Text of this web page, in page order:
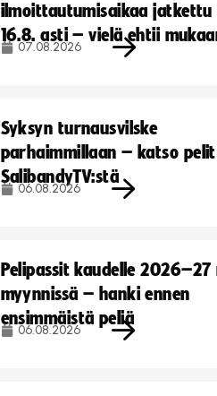
ilmoittautumisaikaa jatkettu
16.8. asti – vielä ehtii
07.08.2026
Syksyn turnausvilske
parhaimmillaan – katso pelit
SalibandyTV:stä
06.08.2026
Pelipassit kaudelle
myynnissä – hanki ennen
ensimmäistä peliä
06.08.2026